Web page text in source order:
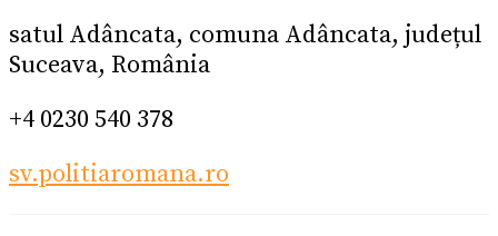
satul Adâncata, comuna Adâncata, județul
Suceava, România
+4 0230 540 378
sv.politiaromana.ro